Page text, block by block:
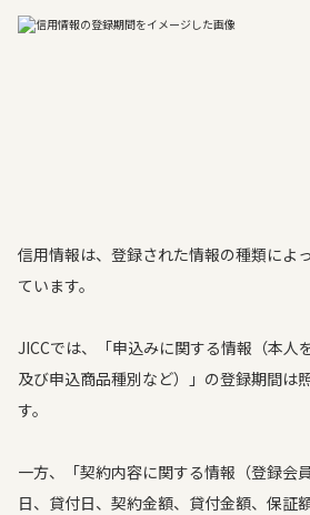
信用情報は、登録された情報の種類によ
ています。
JICCでは、「申込みに関する情報（本人
及び申込商品種別など）」の登録期間は
す。
一方、「契約内容に関する情報（登録会
日、貸付日、契約金額、貸付金額、保証